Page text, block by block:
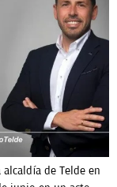
de Telde en